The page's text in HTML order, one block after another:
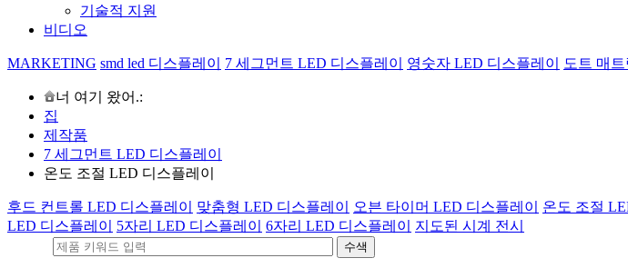
기술적 지원
비디오
MARKETING smd led 디스플레이 7 세그먼트 LED 디스플레이 영숫자 LED 디스플레이 도트 매트
너 여기 왔어.:
집
제작품
7 세그먼트 LED 디스플레이
온도 조절 LED 디스플레이
후드 컨트롤 LED 디스플레이 맞춤형 LED 디스플레이 오븐 타이머 LED 디스플레이 온도 조절
LED 디스플레이
5자리 LED 디스플레이 6자리 LED 디스플레이 지도된 시계 전시